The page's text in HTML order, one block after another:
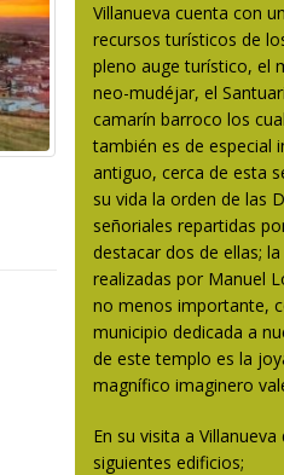
Villanueva cuenta con
recursos turísticos de
pleno auge turístico, el
neo-mudéjar, el
camarín barroco los
también es de especial
antiguo, cerca de esta
su vida la orden de las
señoriales repartidas
destacar dos de ellas;
realizadas por Manuel
no menos importante,
municipio dedicada a
de este templo es la
magnífico imaginero
En su visita a
siguientes edificios;